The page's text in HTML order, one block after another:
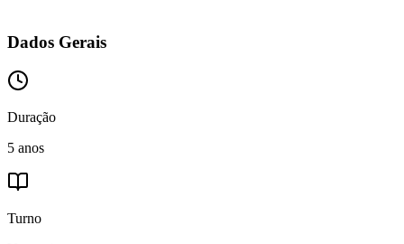
Dados Gerais
Duração
5 anos
Turno